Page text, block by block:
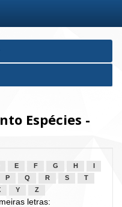
Espécies -
E F G H
P Q R S
T
Y Z
letras: